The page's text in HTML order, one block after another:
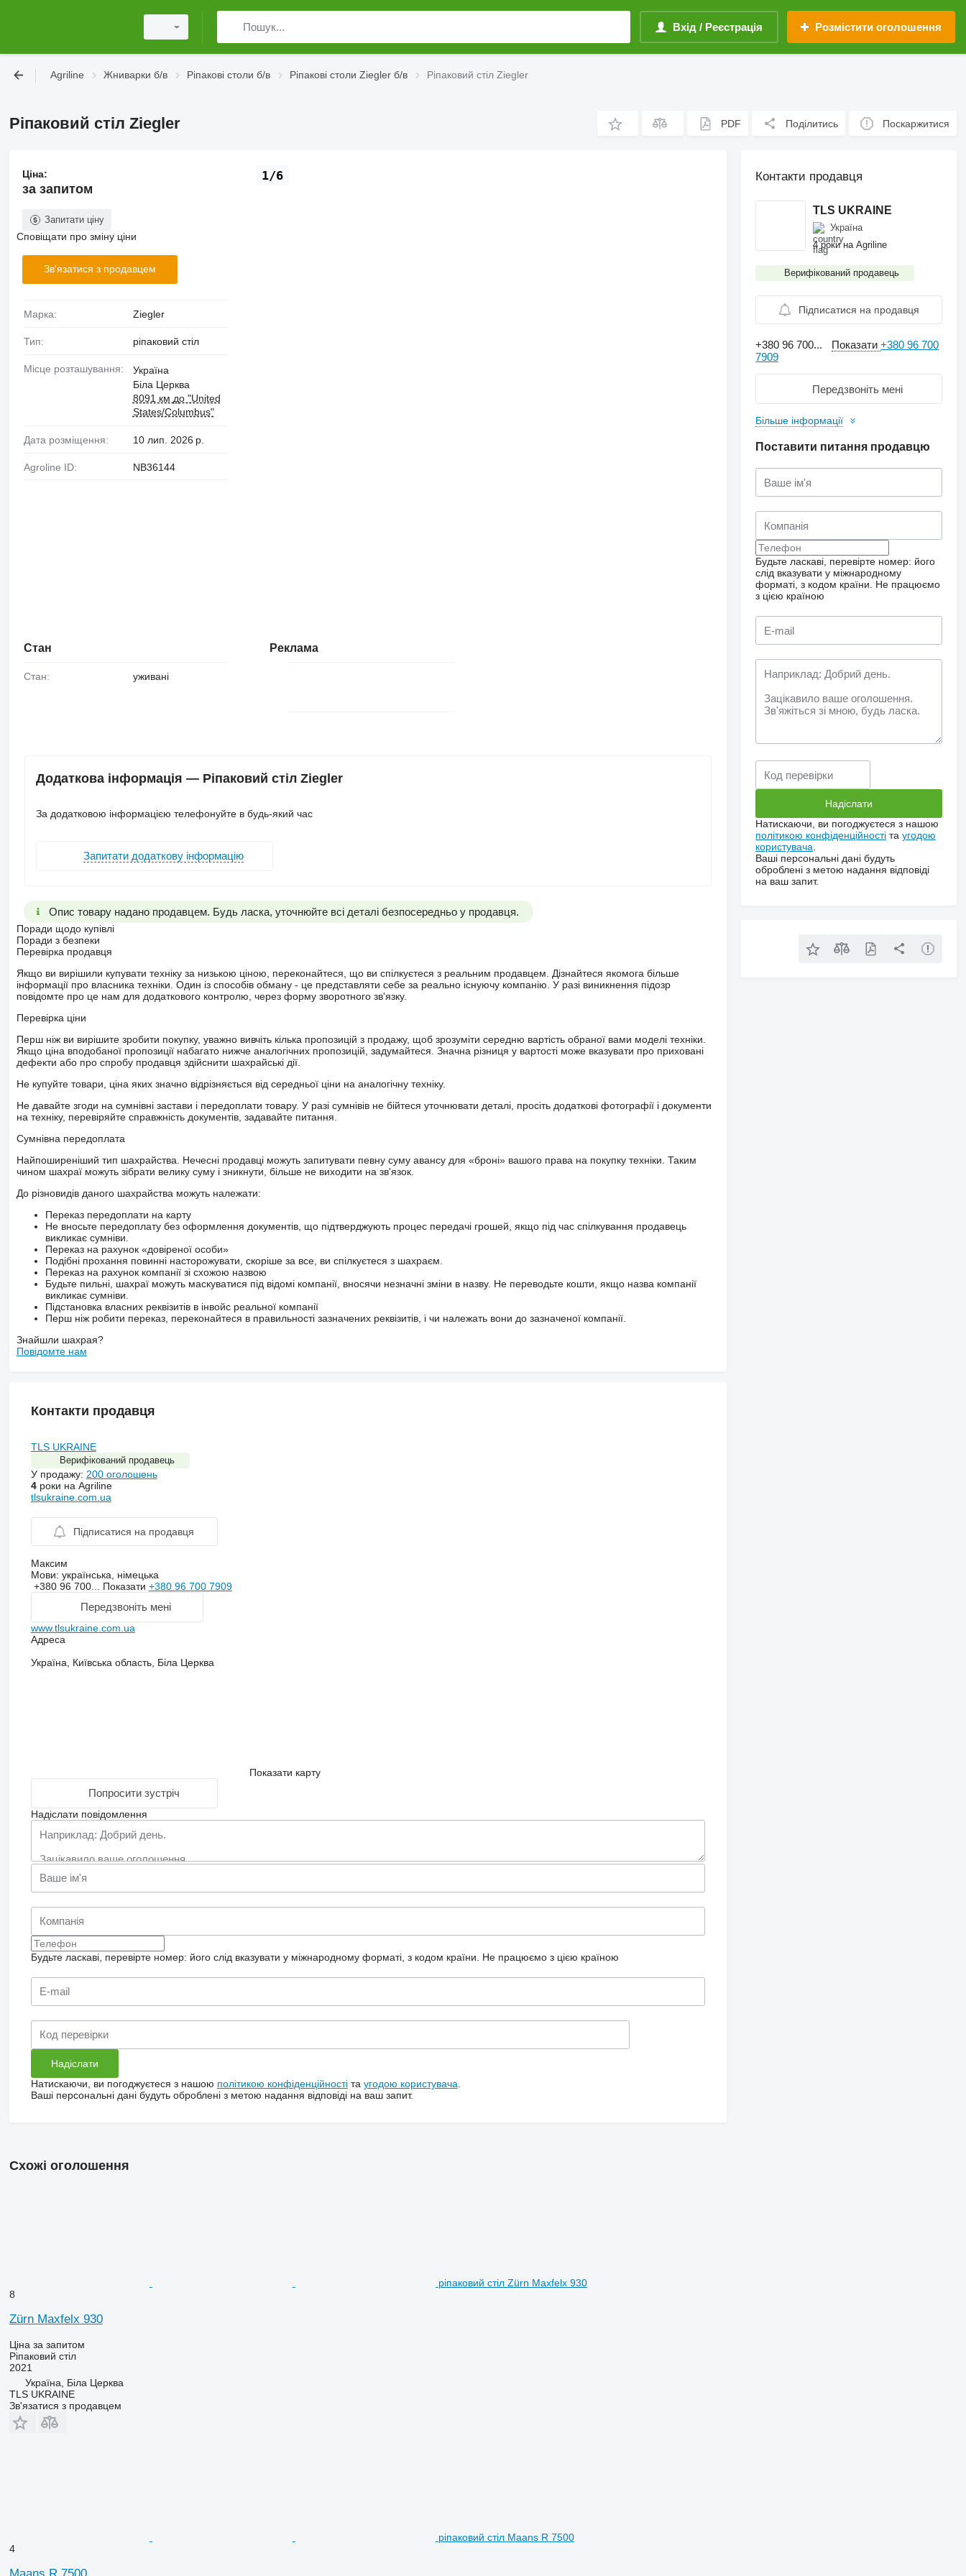
Вхід / Реєстрація Розмістити оголошення
Agriline Жниварки б/в Ріпакові столи б/в Ріпакові столи Ziegler б/в Ріпаковий стіл Ziegler
Ріпаковий стіл Ziegler PDF Поділитись Поскаржитися
1/6
Ціна:
за запитом
Запитати ціну
Сповіщати про зміну ціни
Зв'язатися з продавцем
Марка: Ziegler
Тип: ріпаковий стіл
Місце розташування:
Україна
Біла Церква
8091 км до "United
States/Columbus"
Дата розміщення: 10 лип. 2026 р.
Agroline ID: NB36144
Стан
Стан: уживані
Реклама
Додаткова інформація — Ріпаковий стіл Ziegler
За додатковою інформацією телефонуйте в будь-який час
Запитати додаткову інформацію
Опис товару надано продавцем. Будь ласка, уточнюйте всі деталі безпосередньо у продавця.
Поради щодо купівлі
Поради з безпеки
Перевірка продавця
Якщо ви вирішили купувати техніку за низькою ціною, переконайтеся, що ви спілкуєтеся з реальним продавцем. Дізнайтеся якомога більше
інформації про власника техніки. Один із способів обману - це представляти себе за реально існуючу компанію. У разі виникнення підозр
повідомте про це нам для додаткового контролю, через форму зворотного зв'язку.
Перевірка ціни
Перш ніж ви вирішите зробити покупку, уважно вивчіть кілька пропозицій з продажу, щоб зрозуміти середню вартість обраної вами моделі техніки.
Якщо ціна вподобаної пропозиції набагато нижче аналогічних пропозицій, задумайтеся. Значна різниця у вартості може вказувати про приховані
дефекти або про спробу продавця здійснити шахрайські дії.
Не купуйте товари, ціна яких значно відрізняється від середньої ціни на аналогічну техніку.
Не давайте згоди на сумнівні застави і передоплати товару. У разі сумнівів не бійтеся уточнювати деталі, просіть додаткові фотографії і документи
на техніку, перевіряйте справжність документів, задавайте питання.
Сумнівна передоплата
Найпоширеніший тип шахрайства. Нечесні продавці можуть запитувати певну суму авансу для «броні» вашого права на покупку техніки. Таким
чином шахраї можуть зібрати велику суму і зникнути, більше не виходити на зв'язок.
До різновидів даного шахрайства можуть належати:
Переказ передоплати на карту
Не вносьте передоплату без оформлення документів, що підтверджують процес передачі грошей, якщо під час спілкування продавець
викликає сумніви.
Переказ на рахунок «довіреної особи»
Подібні прохання повинні насторожувати, скоріше за все, ви спілкуєтеся з шахраєм.
Переказ на рахунок компанії зі схожою назвою
Будьте пильні, шахраї можуть маскуватися під відомі компанії, вносячи незначні зміни в назву. Не переводьте кошти, якщо назва компанії
викликає сумніви.
Підстановка власних реквізитів в інвойс реальної компанії
Перш ніж робити переказ, переконайтеся в правильності зазначених реквізитів, і чи належать вони до зазначеної компанії.
Знайшли шахрая?
Повідомте нам
Контакти продавця
TLS UKRAINE
Верифікований продавець
У продажу: 200 оголошень
4роки на Agriline
tlsukraine.com.ua
Підписатися на продавця
Максим
Мови: українська, німецька
+380 96 700... Показати +380 96 700 7909
Передзвоніть мені
www.tlsukraine.com.ua
Адреса
Україна, Київська область, Біла Церква
Показати карту
Попросити зустріч
Надіслати повідомлення
Будьте ласкаві, перевірте номер: його слід вказувати у міжнародному форматі, з кодом країни. Не працюємо з цією країною
Натискаючи, ви погоджуєтеся з нашою політикою конфіденційностіта угодою користувача
Ваші персональні дані будуть оброблені з метою надання відповіді на ваш запит.
Контакти продавця
TLS UKRAINE
Україна
4 роки на Agriline
Верифікований продавець
Підписатися на продавця
+380 96 700... Показати+380 96 700
7909
Передзвоніть мені
Більше інформації
Поставити питання продавцю
Будьте ласкаві, перевірте номер: його
слід вказувати у міжнародному
форматі, з кодом країни.
Не працюємо
з цією країною
Натискаючи, ви погоджуєтеся з нашою
політикою конфіденційності таугодою
користувача
Ваші персональні дані будуть
оброблені з метою надання відповіді
на ваш запит.
Схожі оголошення
ріпаковий стіл Zürn Maxfelx 930
8
Zürn Maxfelx 930
Ціна за запитом
Ріпаковий стіл
2021
Україна, Біла Церква
TLS UKRAINE
Зв'язатися з продавцем
ріпаковий стіл Maans R 7500
4